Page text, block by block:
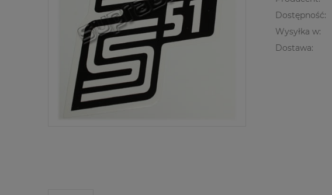
Dostępność:
Wysyłka w:
Dostawa: